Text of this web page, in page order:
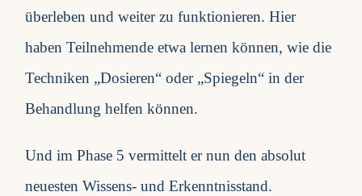
überleben und weiter zu funktionieren. Hier
haben Teilnehmende etwa lernen können, wie die
Techniken „Dosieren“ oder „Spiegeln“ in der
Behandlung helfen können.
Und im Phase 5 vermittelt er nun den absolut
neuesten Wissens- und Erkenntnisstand.